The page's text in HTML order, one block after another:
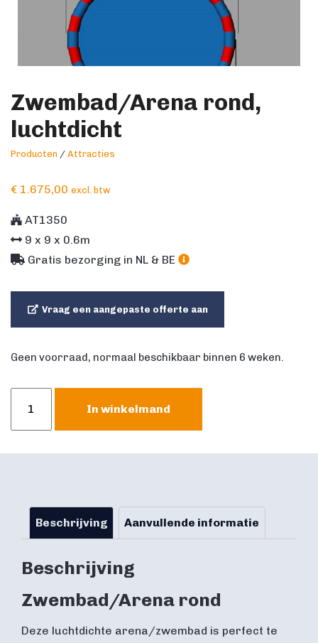
Zwembad/Arena rond,
luchtdicht
Producten / Attracties
€ 1.675,00 excl. btw
AT1350
9 x 9 x 0.6m
Gratis bezorging in NL & BE
Vraag een aangepaste offerte aan
Geen voorraad, normaal beschikbaar binnen 6 weken.
rond,
aantal
In winkelmand
Beschrijving Aanvullende informatie
Beschrijving
Zwembad/Arena rond
Deze luchtdichte arena/zwembad is perfect te